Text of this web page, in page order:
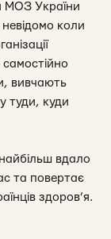
МОЗ України
коли
вивчають
туди, куди
вдало
та повертає
здоров’я.